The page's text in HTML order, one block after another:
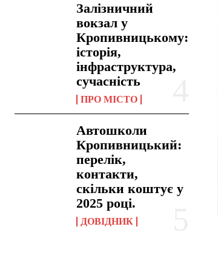
Залізничний
вокзал у
Кропивницькому:
історія,
інфраструктура,
сучасність
ПРО МІСТО
Автошколи
Кропивницький:
перелік,
контакти,
скільки коштує у
2025 році.
ДОВІДНИК